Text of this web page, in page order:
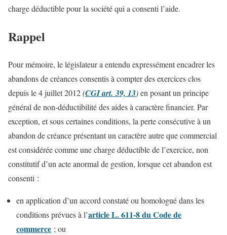
charge déductible pour la société qui a consenti l’aide.
Rappel
Pour mémoire, le législateur a entendu expressément encadrer les
abandons de créances consentis à compter des exercices clos
depuis le 4 juillet 2012(CGI art. 39, 13)en posant un principe
général de non-déductibilité des aides à caractère financier. Par
exception, et sous certaines conditions, la perte consécutive à un
abandon de créance présentant un caractère autre que commercial
est considérée comme une charge déductible de l’exercice, non
constitutif d’un acte anormal de gestion, lorsque cet abandon est
consenti :
en application d’un accord constaté ou homologué dans les
conditions prévues à l’article L. 611-8 du Code de
commerce ; ou